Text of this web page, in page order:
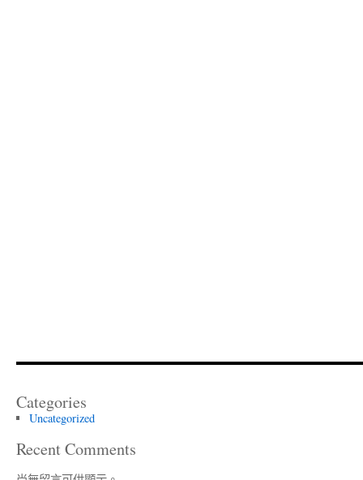
Categories
Uncategorized
Recent Comments